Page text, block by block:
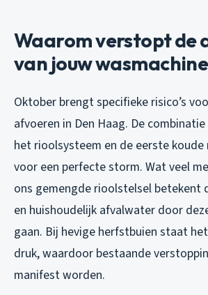
Waarom verstopt de
van jouw
Oktober brengt specifieke risico’s
afvoeren in Den Haag. De
het rioolsysteem en de eerste
voor een perfecte storm. Wat veel
ons gemengde rioolstelsel betekent
en huishoudelijk afvalwater door
gaan. Bij hevige herfstbuien staat
druk, waardoor bestaande
manifest worden.